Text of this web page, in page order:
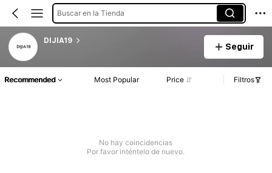
Buscar en la Tienda
DIJIA19
Seguir
Recommended Most Popular Price Filtros
No hay coincidencias
Por favor inténtelo de nuevo.